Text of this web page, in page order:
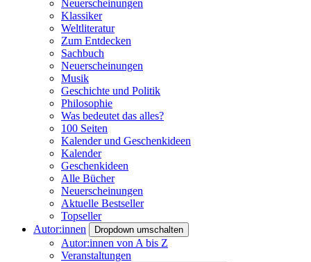
Neuerscheinungen
Klassiker
Weltliteratur
Zum Entdecken
Sachbuch
Neuerscheinungen
Musik
Geschichte und Politik
Philosophie
Was bedeutet das alles?
100 Seiten
Kalender und Geschenkideen
Kalender
Geschenkideen
Alle Bücher
Neuerscheinungen
Aktuelle Bestseller
Topseller
Autor:innen
Dropdown umschalten
Autor:innen von A bis Z
Veranstaltungen